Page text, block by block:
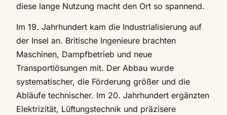
diese lange Nutzung macht den Ort so spannend.
Im 19. Jahrhundert kam die Industrialisierung auf
der Insel an. Britische Ingenieure brachten
Maschinen, Dampfbetrieb und neue
Transportlösungen mit. Der Abbau wurde
systematischer, die Förderung größer und die
Abläufe technischer. Im 20. Jahrhundert ergänzten
Elektrizität, Lüftungstechnik und präzisere